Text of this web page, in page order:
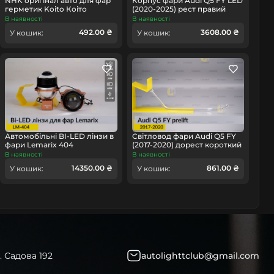
герметик Koito Коіто
бутиловий шнур термо
В наявності
У кошик: 492.00 ₴
(2020-2025) рест правий
В наявності
У кошик: 3608.00 ₴
Автомобільні BI-LED лінзи в
фари Lemarix 404
В наявності
У кошик: 14350.00 ₴
Світловод фари Audi Q5 FY
(2017-2020) дорест короткий
зовнішній лівий
В наявності
У кошик: 861.00 ₴
Садова 192 autolighttclub@gmail.com